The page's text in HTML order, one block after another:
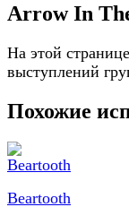
Arrow In
На этой
выступлений
Похожие
Beartooth